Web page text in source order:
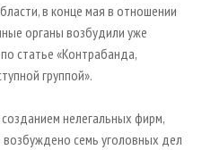
в конце мая в отношении
органы возбудили уже
статье «Контрабанда,
группой».
нелегальных фирм,
семь уголовных дел